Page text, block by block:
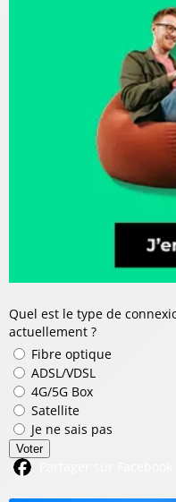
Quel est le type de
actuellement ?
Fibre optique
ADSL/VDSL
4G/5G Box
Satellite
Je ne sais pas
Voter